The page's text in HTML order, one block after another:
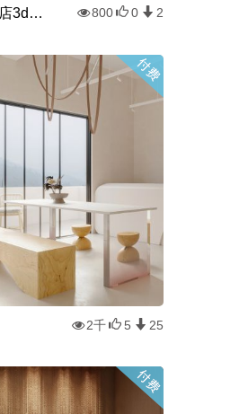
现代汽车美容店3d模型 800 0 2
2千 5 25